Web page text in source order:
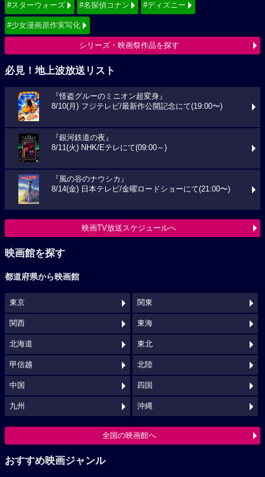
#スターウォーズ #名探偵コナン #ディズニー
#少女漫画原作実写化
シリーズ・映画祭作品を探す
必見！地上波放送リスト
『怪盗グルーのミニオン超変身』
8/10(月) フジテレビ/最新作公開記念にて(19:00〜)
『銀河鉄道の夜』
8/11(火) NHK/Eテレにて(09:00～)
『風の谷のナウシカ』
8/14(金) 日本テレビ/金曜ロードショーにて(21:00〜)
映画TV放送スケジュールへ
映画館を探す
都道府県から映画館
東京 関東
関西 東海
北海道 東北
甲信越 北陸
中国 四国
九州 沖縄
全国の映画館へ
おすすめ映画ジャンル